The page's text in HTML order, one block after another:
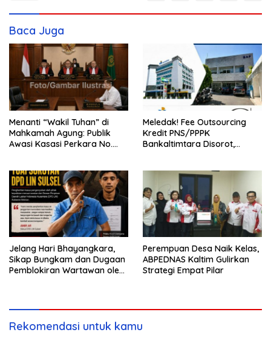
Baca Juga
Menanti “Wakil Tuhan” di
Mahkamah Agung: Publik
Awasi Kasasi Perkara No.
Meledak! Fee Outsourcing
Kredit PNS/PPPK
Bankaltimtara Disorot,
Jelang Hari Bhayangkara,
Sikap Bungkam dan Dugaan
Pemblokiran Wartawan oleh
Perempuan Desa Naik Kelas,
ABPEDNAS Kaltim Gulirkan
Strategi Empat Pilar
Rekomendasi untuk kamu